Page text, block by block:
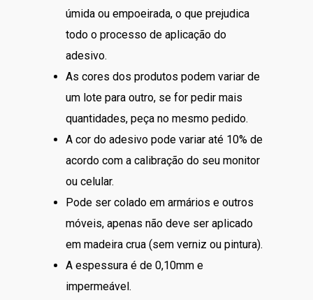
úmida ou empoeirada, o que prejudica
todo o processo de aplicação do
adesivo.
As cores dos produtos podem variar de
um lote para outro, se for pedir mais
quantidades, peça no mesmo pedido.
A cor do adesivo pode variar até 10% de
acordo com a calibração do seu monitor
ou celular.
Pode ser colado em armários e outros
móveis, apenas não deve ser aplicado
em madeira crua (sem verniz ou pintura).
A espessura é de 0,10mm e
impermeável.